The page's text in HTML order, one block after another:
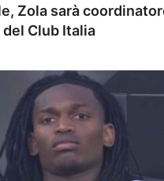
Zola sarà
Club Italia